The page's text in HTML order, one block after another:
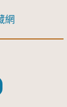
網